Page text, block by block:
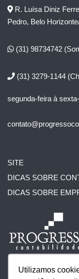
Utilizamos
R. Luísa Diniz
Pedro, Belo
(31) 98734742
(31) 3279-1144
segunda-feira à
SITE
DICAS SOBRE
DICAS SOBRE